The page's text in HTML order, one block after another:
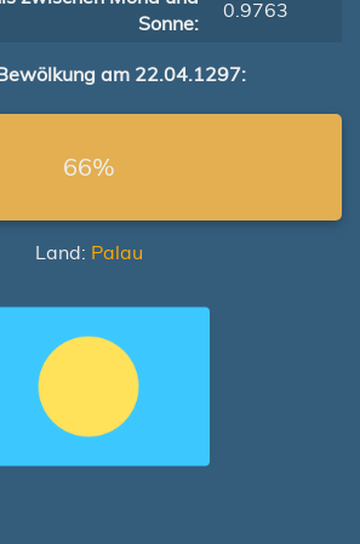
Sonne:
0.9763
am 22.04.1297:
66%
Land: Palau